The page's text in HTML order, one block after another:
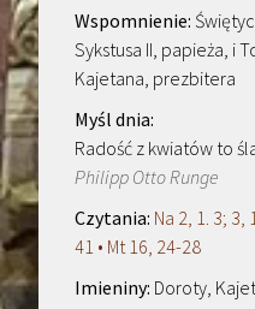
Sykstusa II, papieża, i
Kajetana, prezbitera
Radość z kwiatów to
Philipp Otto Runge
Na 2, 1. 3; 3,
41 • Mt 16, 24-28
Doroty,